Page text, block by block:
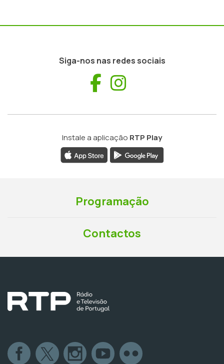
Siga-nos nas redes sociais
Facebook
Instale a aplicação RTP Play
Programação
Contactos